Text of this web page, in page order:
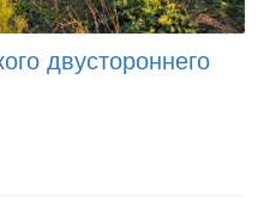
двустороннего